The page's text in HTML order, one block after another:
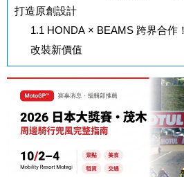
打造原創設計
1.1 HONDA × BEAMS 跨界合作
改裝新價值